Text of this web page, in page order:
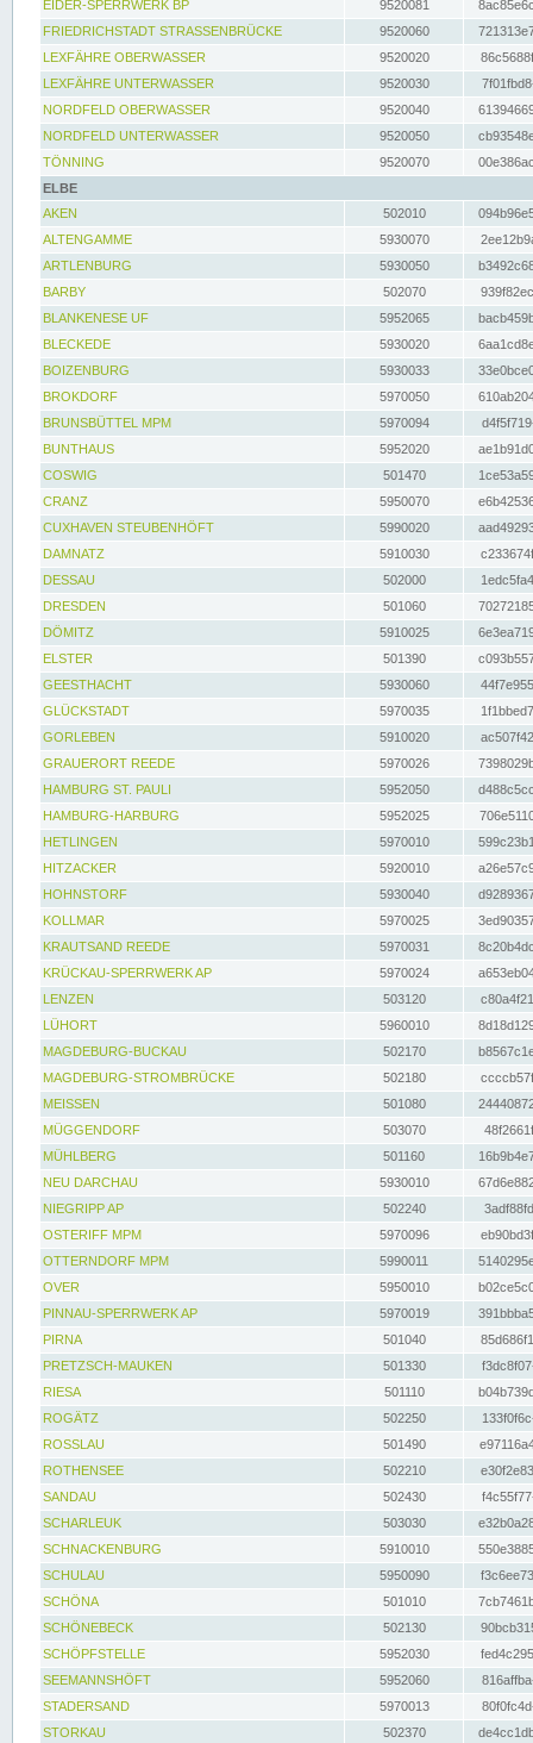
EIDER-SPERRWERK BP
9520081
FRIEDRICHSTADT STRASSENBRÜCKE
9520060
LEXFÄHRE OBERWASSER
9520020
LEXFÄHRE UNTERWASSER
9520030
NORDFELD OBERWASSER
9520040
NORDFELD UNTERWASSER
9520050
TÖNNING
9520070
ELBE
AKEN
502010
ALTENGAMME
5930070
ARTLENBURG
5930050
BARBY
502070
BLANKENESE UF
5952065
BLECKEDE
5930020
BOIZENBURG
5930033
BROKDORF
5970050
BRUNSBÜTTEL MPM
5970094
BUNTHAUS
5952020
COSWIG
501470
CRANZ
5950070
CUXHAVEN STEUBENHÖFT
5990020
DAMNATZ
5910030
DESSAU
502000
DRESDEN
501060
DÖMITZ
5910025
ELSTER
501390
GEESTHACHT
5930060
GLÜCKSTADT
5970035
GORLEBEN
5910020
GRAUERORT REEDE
5970026
HAMBURG ST. PAULI
5952050
HAMBURG-HARBURG
5952025
HETLINGEN
5970010
HITZACKER
5920010
HOHNSTORF
5930040
KOLLMAR
5970025
KRAUTSAND REEDE
5970031
KRÜCKAU-SPERRWERK AP
5970024
LENZEN
503120
LÜHORT
5960010
MAGDEBURG-BUCKAU
502170
MAGDEBURG-STROMBRÜCKE
502180
MEISSEN
501080
MÜGGENDORF
503070
MÜHLBERG
501160
NEU DARCHAU
5930010
NIEGRIPP AP
502240
OSTERIFF MPM
5970096
OTTERNDORF MPM
5990011
OVER
5950010
PINNAU-SPERRWERK AP
5970019
PIRNA
501040
PRETZSCH-MAUKEN
501330
RIESA
501110
ROGÄTZ
502250
ROSSLAU
501490
ROTHENSEE
502210
SANDAU
502430
SCHARLEUK
503030
SCHNACKENBURG
5910010
SCHULAU
5950090
SCHÖNA
501010
SCHÖNEBECK
502130
SCHÖPFSTELLE
5952030
SEEMANNSHÖFT
5952060
STADERSAND
5970013
STORKAU
502370